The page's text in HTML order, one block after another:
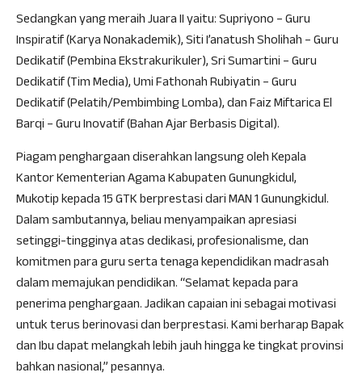
Sedangkan yang meraih Juara II yaitu: Supriyono – Guru
Inspiratif (Karya Nonakademik), Siti I’anatush Sholihah – Guru
Dedikatif (Pembina Ekstrakurikuler), Sri Sumartini – Guru
Dedikatif (Tim Media), Umi Fathonah Rubiyatin – Guru
Dedikatif (Pelatih/Pembimbing Lomba), dan Faiz Miftarica El
Barqi – Guru Inovatif (Bahan Ajar Berbasis Digital).
Piagam penghargaan diserahkan langsung oleh Kepala
Kantor Kementerian Agama Kabupaten Gunungkidul,
Mukotip kepada 15 GTK berprestasi dari MAN 1 Gunungkidul.
Dalam sambutannya, beliau menyampaikan apresiasi
setinggi-tingginya atas dedikasi, profesionalisme, dan
komitmen para guru serta tenaga kependidikan madrasah
dalam memajukan pendidikan. “Selamat kepada para
penerima penghargaan. Jadikan capaian ini sebagai motivasi
untuk terus berinovasi dan berprestasi. Kami berharap Bapak
dan Ibu dapat melangkah lebih jauh hingga ke tingkat provinsi
bahkan nasional,” pesannya.